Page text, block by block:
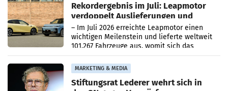
Rekordergebnis im Juli: Leapmotor
verdoppelt Auslieferungen und
überschreitet die 100.000er-Marke
– Im Juli 2026 erreichte Leapmotor einen
wichtigen Meilenstein und lieferte weltweit
101.267 Fahrzeuge aus, womit sich das
Ergebnis gegenüber Juli 2025 mehr als
verdoppelte (+102
MARKETING & MEDIA
Stiftungsrat Lederer wehrt sich in